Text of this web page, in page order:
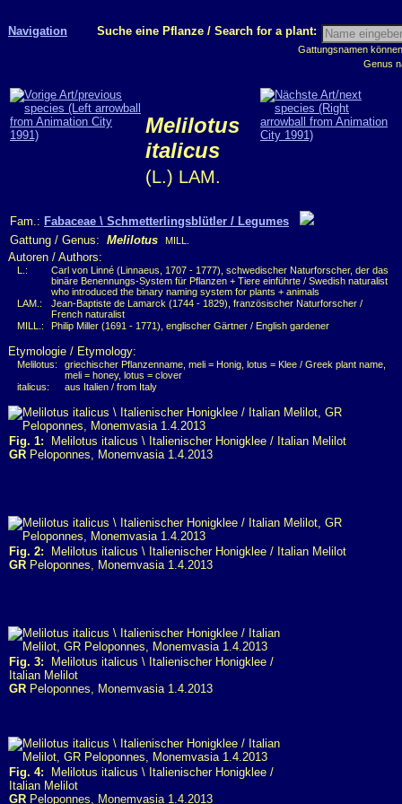
Navigation Suche eine Pflanze / Search for a plant:
Gattungsnamen
Genus
Melilotus
italicus
(L.) LAM.
Fam.: Fabaceae \ Schmetterlingsblütler / Legumes
Gattung / Genus: Melilotus MILL.
Autoren / Authors:
L.:
Carl von Linné (Linnaeus, 1707 - 1777), schwedischer Naturforscher, der das
binäre Benennungs-System für Pflanzen + Tiere einführte / Swedish naturalist
who introduced the binary naming system for plants + animals
LAM.:
Jean-Baptiste de Lamarck (1744 - 1829), französischer Naturforscher /
French naturalist
MILL.:
Philip Miller (1691 - 1771), englischer Gärtner / English gardener
Etymologie / Etymology:
Melilotus:
griechischer Pflanzenname, meli = Honig, lotus = Klee / Greek plant name,
meli = honey, lotus = clover
italicus:
aus Italien / from Italy
Fig. 1: Melilotus italicus \ Italienischer Honigklee / Italian Melilot
GR Peloponnes, Monemvasia 1.4.2013
Fig. 2: Melilotus italicus \ Italienischer Honigklee / Italian Melilot
GR Peloponnes, Monemvasia 1.4.2013
Fig. 3: Melilotus italicus \ Italienischer Honigklee /
Italian Melilot
GR Peloponnes, Monemvasia 1.4.2013
Fig. 4: Melilotus italicus \ Italienischer Honigklee /
Italian Melilot
GR Peloponnes, Monemvasia 1.4.2013